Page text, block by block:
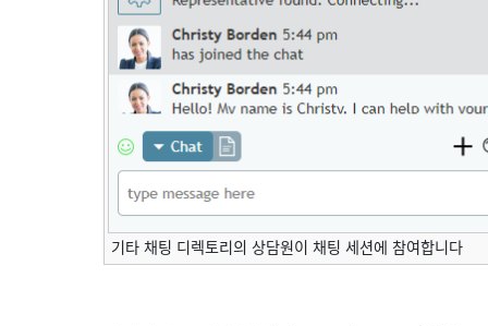
기타 채팅 디렉토리의 상담원이 채팅 세션에 참여합니다